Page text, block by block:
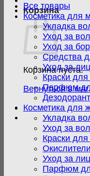
Корзина
Корзина пуста.
Вернуться в
Все товары
Косметика для
Укладка
Уход за
Уход за
Средства
Уход за
Краски
Парфюм
Косметика для
Укладка
Уход за
Краски
Уход за
Парфюм